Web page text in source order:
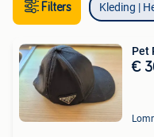
Filters Kleding |
Pet
€